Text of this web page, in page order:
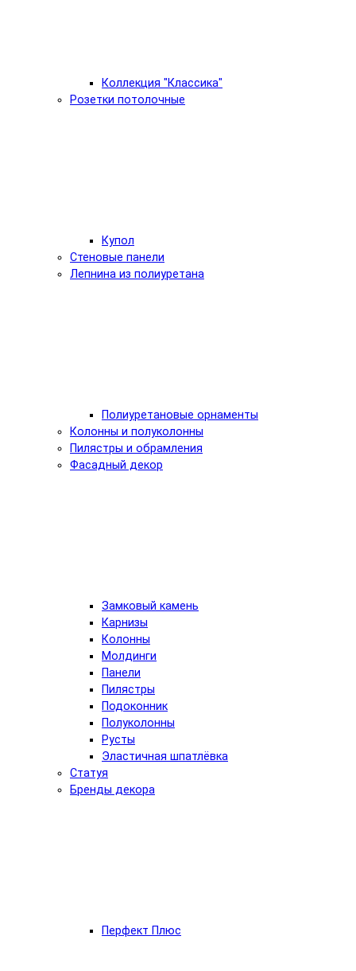
Коллекция "Классика"
Розетки потолочные
Купол
Стеновые панели
Лепнина из полиуретана
Полиуретановые орнаменты
Колонны и полуколонны
Пилястры и обрамления
Фасадный декор
Замковый камень
Карнизы
Колонны
Молдинги
Панели
Пилястры
Подоконник
Полуколонны
Русты
Эластичная шпатлёвка
Статуя
Бренды декора
Перфект Плюс